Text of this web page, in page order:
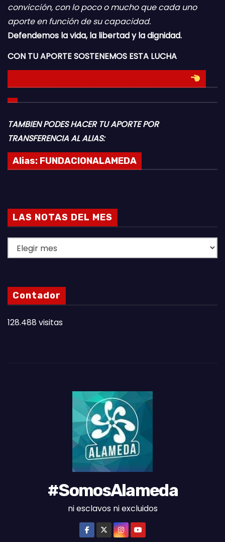
convicción, con lo poco o mucho que cada uno
aporte en función de su capacidad.
Defendemos la vida, la libertad y la dignidad.
CON TU APORTE SOSTENEMOS ESTA LUCHA
TAMBIEN PODES HACER TU APORTE POR
TRANSFERENCIA AL ALIAS:
Alias: FUNDACIONALAMEDA
LAS NOTAS DEL MES
A
N
O
A
Contador
128.488 visitas
#SomosAlameda
ni esclavos ni excluidos